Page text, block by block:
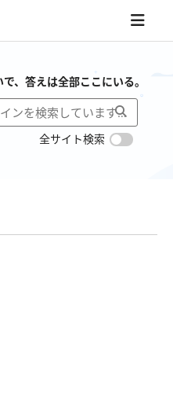
、答えは全部ここにいる。
全サイト検索